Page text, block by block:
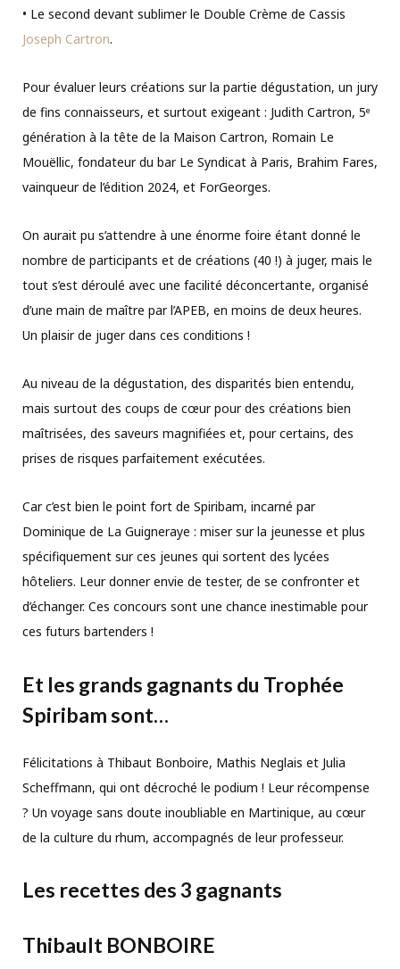
• Le second devant sublimer le Double Crème de Cassis
Joseph Cartron.
Pour évaluer leurs créations sur la partie dégustation, un jury
de fins connaisseurs, et surtout exigeant : Judith Cartron, 5ᵉ
génération à la tête de la Maison Cartron, Romain Le
Mouëllic, fondateur du bar Le Syndicat à Paris, Brahim Fares,
vainqueur de l’édition 2024, et ForGeorges.
On aurait pu s’attendre à une énorme foire étant donné le
nombre de participants et de créations (40 !) à juger, mais le
tout s’est déroulé avec une facilité déconcertante, organisé
d’une main de maître par l’APEB, en moins de deux heures.
Un plaisir de juger dans ces conditions !
Au niveau de la dégustation, des disparités bien entendu,
mais surtout des coups de cœur pour des créations bien
maîtrisées, des saveurs magnifiées et, pour certains, des
prises de risques parfaitement exécutées.
Car c’est bien le point fort de Spiribam, incarné par
Dominique de La Guigneraye : miser sur la jeunesse et plus
spécifiquement sur ces jeunes qui sortent des lycées
hôteliers. Leur donner envie de tester, de se confronter et
d’échanger. Ces concours sont une chance inestimable pour
ces futurs bartenders !
Et les grands gagnants du Trophée
Spiribam sont…
Félicitations à Thibaut Bonboire, Mathis Neglais et Julia
Scheffmann, qui ont décroché le podium ! Leur récompense
? Un voyage sans doute inoubliable en Martinique, au cœur
de la culture du rhum, accompagnés de leur professeur.
Les recettes des 3 gagnants
Thibault BONBOIRE